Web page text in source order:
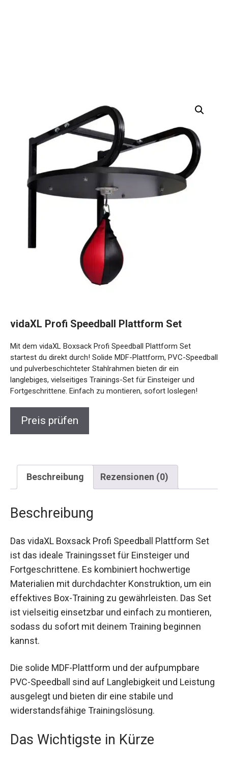
startest du direkt durch! Solide MDF-Plattform, PVC-
Speedball und pulverbeschichteter Stahlrahmen bieten dir
ein langlebiges, vielseitiges Trainings-Set für Einsteiger und
Fortgeschrittene. Einfach zu montieren, sofort loslegen!
Beschreibung Rezensionen (0)
Beschreibung
ist das ideale Trainingsset für Einsteiger und
Fortgeschrittene. Es kombiniert hochwertige
Materialien mit durchdachter Konstruktion, um
ein effektives Box-Training zu gewährleisten. Das
Set ist vielseitig einsetzbar und einfach zu
montieren, sodass du sofort mit deinem Training
beginnen kannst.
PVC-Speedball sind auf Langlebigkeit und
Leistung ausgelegt und bieten dir eine stabile und
widerstandsfähige Trainingslösung.
Das Wichtigste in Kürze